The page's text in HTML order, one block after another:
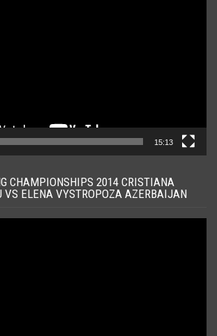
15:13
CHAMPIONSHIPS 2014 CRISTIANA
VS ELENA VYSTROPOZA AZERBAIJAN